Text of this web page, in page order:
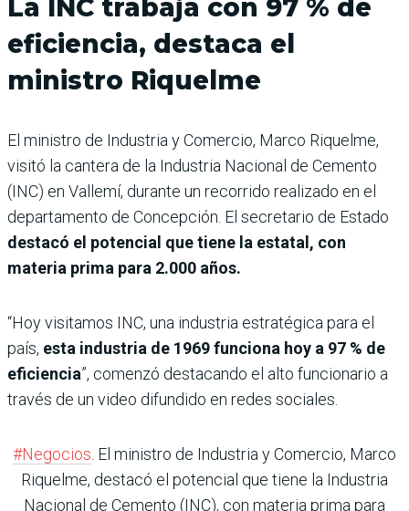
La INC trabaja con 97 % de
eficiencia, destaca el
ministro Riquelme
El ministro de Industria y Comercio, Marco Riquelme,
visitó la cantera de la Industria Nacional de Cemento
(INC) en Vallemí, durante un recorrido realizado en el
departamento de Concepción. El secretario de Estado
destacó el potencial que tiene la estatal, con
materia prima para 2.000 años.
“Hoy visitamos INC, una industria estratégica para el
país, esta industria de 1969 funciona hoy a 97 % de
eficiencia”, comenzó destacando el alto funcionario a
través de un video difundido en redes sociales.
#Negocios. El ministro de Industria y Comercio, Marco
Riquelme, destacó el potencial que tiene la Industria
Nacional de Cemento (INC), con materia prima para